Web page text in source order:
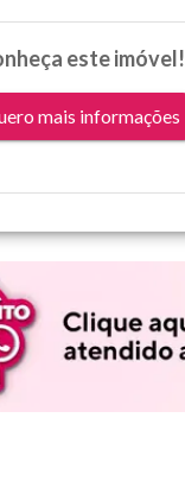
este imóvel!
mais informações